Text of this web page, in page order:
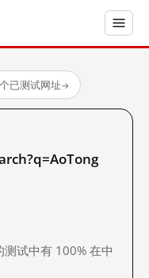
已测试网址→
试中有 100% 在中